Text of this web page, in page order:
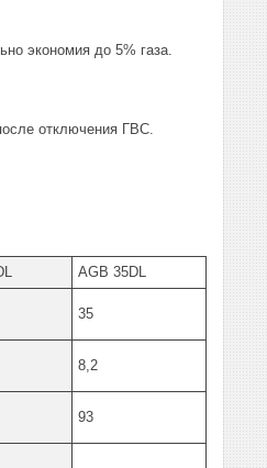
экономия до 5% газа.
отключения ГВС.
AGB 35DL
35
8,2
93